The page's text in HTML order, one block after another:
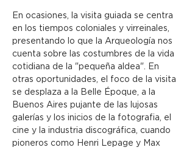
En ocasiones, la visita guiada se centra
en los tiempos coloniales y virreinales,
presentando lo que la Arqueología nos
cuenta sobre las costumbres de la vida
cotidiana de la "pequeña aldea". En
otras oportunidades, el foco de la visita
se desplaza a la Belle Époque, a la
Buenos Aires pujante de las lujosas
galerías y los inicios de la fotografia, el
cine y la industria discográfica, cuando
pioneros como Henri Lepage y Max